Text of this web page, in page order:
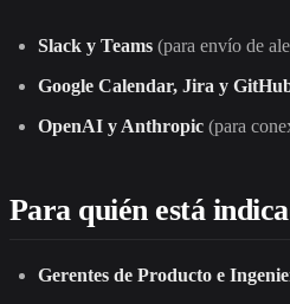
Slack y Teams (para envío de
Google Calendar, Jira y
OpenAI y Anthropic (para
Para quién está
Gerentes de Producto e